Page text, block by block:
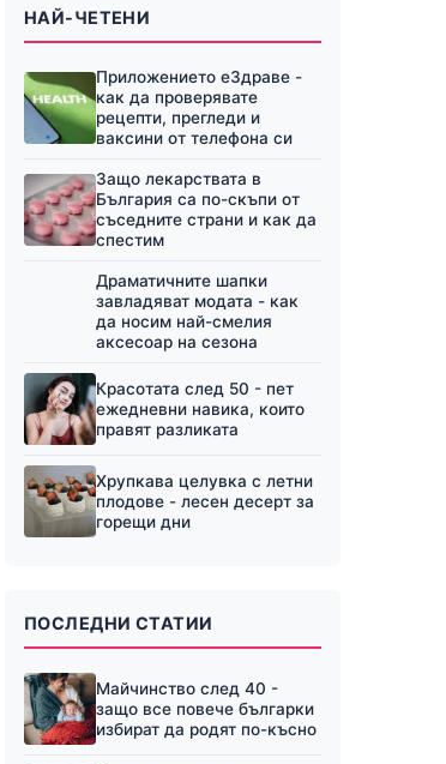
НАЙ-ЧЕТЕНИ
Приложението еЗдраве -
как да проверявате
рецепти, прегледи и
ваксини от телефона си
Защо лекарствата в
България са по-скъпи от
съседните страни и как да
спестим
Драматичните шапки
завладяват модата - как
да носим най-смелия
аксесоар на сезона
Красотата след 50 - пет
ежедневни навика, които
правят разликата
Хрупкава целувка с летни
плодове - лесен десерт за
горещи дни
ПОСЛЕДНИ СТАТИИ
Майчинство след 40 -
защо все повече българки
избират да родят по-късно